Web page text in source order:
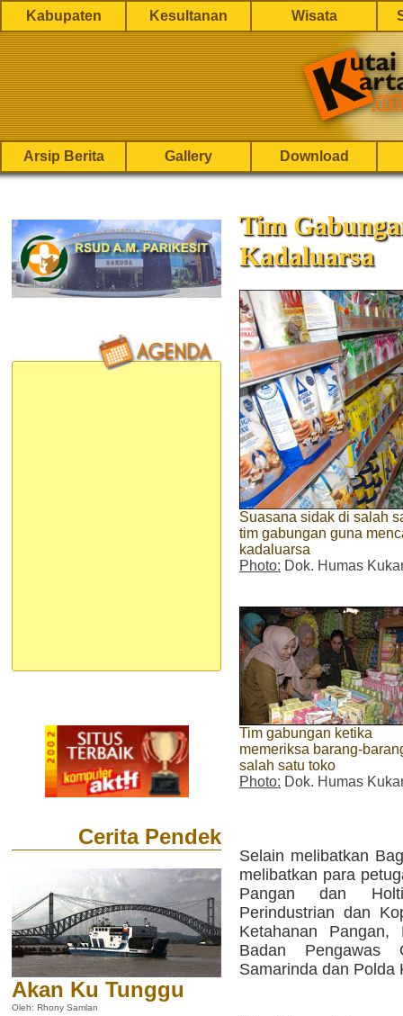
Kabupaten Kesultanan Wisata
Arsip Berita Gallery Download
Cerita Pendek
Akan Ku Tunggu
Oleh: Rhony Samlan
Tim
Kadaluarsa
Suasana sidak di salah
tim gabungan guna
kadaluarsa
Photo: Dok. Humas
Tim gabungan ketika
memeriksa barang-
salah satu toko
Photo: Dok. Humas
Selain melibatkan
melibatkan para
Pangan dan
Perindustrian dan
Ketahanan
Badan Pengawas
Samarinda dan Polda